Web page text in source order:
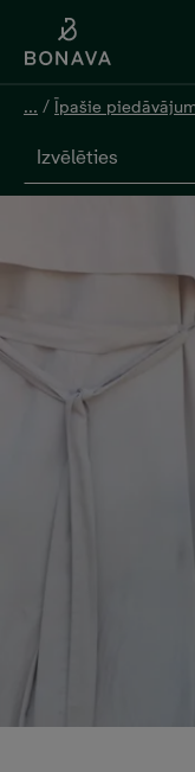
... / Īpašie
Izvēlēties